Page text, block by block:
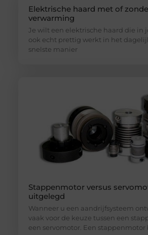
Elektrische haard met of
verwarming
Je wilt een elektrische haard die in
ook echt prettig werkt in het
snelste manier
Stappenmotor versus
uitgelegd
Wanneer u een aandrijfsysteem
vaak voor de keuze tussen een
een servomotor. Een stappenmotor